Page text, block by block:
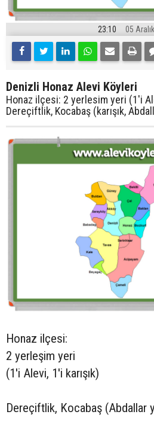
23:10 05
Denizli Honaz Alevi Köyleri
Honaz ilçesi: 2 yerlesim yeri (1'i
Dereçiftlik, Kocabaş (karışık,
Honaz ilçesi:
2 yerleşim yeri
(1'i Alevi, 1'i karışık)
Dereçiftlik, Kocabaş (Abdallar